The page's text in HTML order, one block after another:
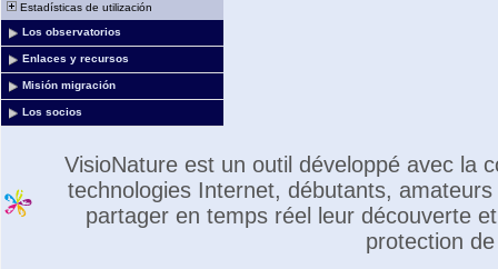
Estadísticas de utilización
Los observatorios
Enlaces y recursos
Misión migración
Los socios
VisioNature est un outil développé avec la
technologies Internet, débutants,
partager en temps réel leur découverte
protection